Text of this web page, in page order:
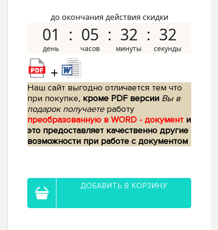
до окончания действия скидки
01 05 32 31
+
Наш сайт выгодно отличается тем что
при покупке, кроме PDF версии Вы в
подарок получаетеработу
преобразованную в WORD - документ и
это предоставляет качественно другие
возможности при работе с документом
ДОБАВИТЬ В КОРЗИНУ